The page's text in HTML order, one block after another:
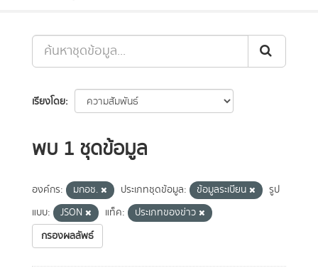
เรียงโดย
พบ 1 ชุดข้อมูล
องค์กร: มกอช. ประเภทชุดข้อมูล: ข้อมูลระเบียน
รูป
แบบ:
JSON แท็ค:
ประเภทของข่าว
กรองผลลัพธ์